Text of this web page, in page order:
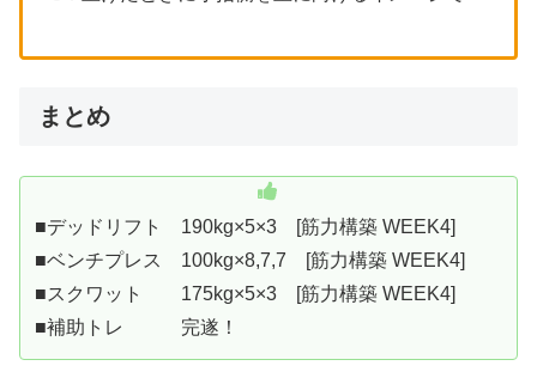
まとめ
■デッドリフト 190kg×5×3 [筋力構築 WEEK4]
■ベンチプレス 100kg×8,7,7 [筋力構築 WEEK4]
■スクワット 175kg×5×3 [筋力構築 WEEK4]
■補助トレ 完遂！